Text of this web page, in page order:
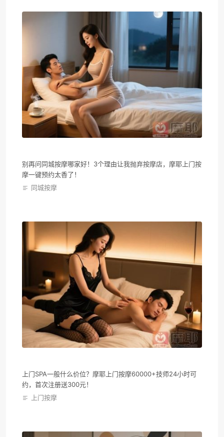
别再问同城按摩哪家好！3个理由让我抛弃按摩店，摩耶上门按
摩一键预约太香了！
同城按摩
上门SPA一般什么价位？摩耶上门按摩60000+技师24小时可
约，首次注册送300元！
上门按摩